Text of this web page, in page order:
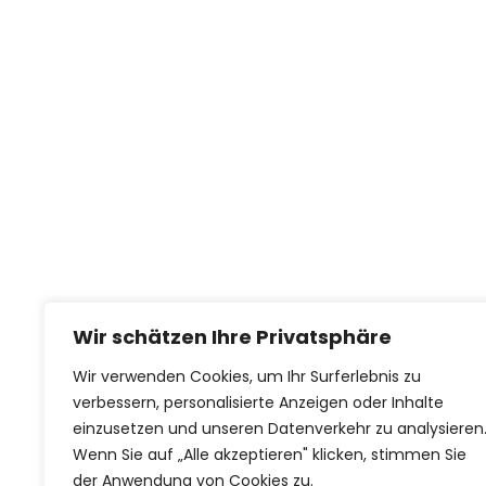
Wir schätzen Ihre Privatsphäre
Wir verwenden Cookies, um Ihr Surferlebnis zu
verbessern, personalisierte Anzeigen oder Inhalte
einzusetzen und unseren Datenverkehr zu analysieren.
Wenn Sie auf „Alle akzeptieren" klicken, stimmen Sie
der Anwendung von Cookies zu.